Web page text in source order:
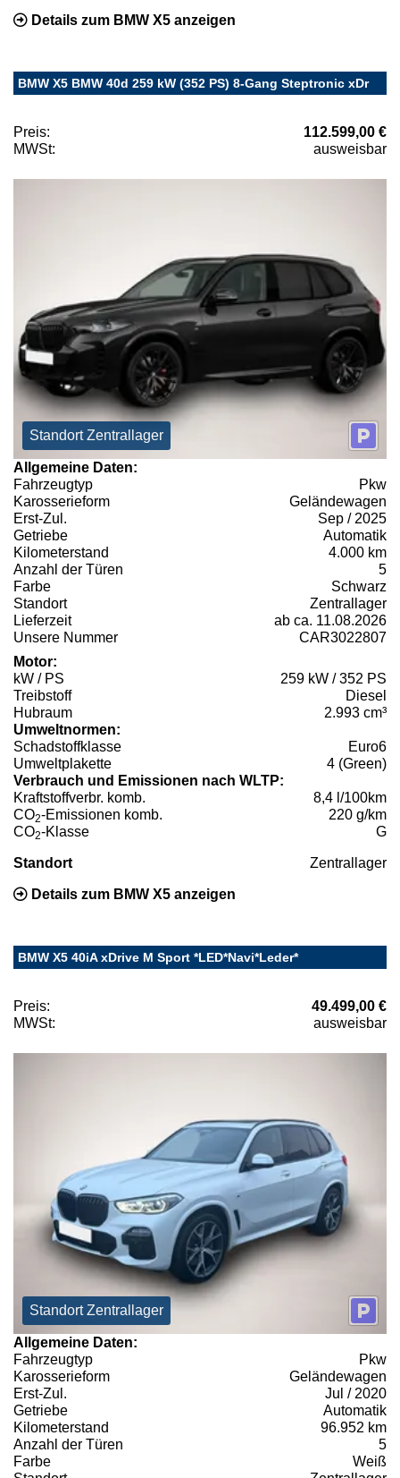
Details zum BMW X5 anzeigen
BMW X5 BMW 40d 259 kW (352 PS) 8-Gang Steptronic xDr
Preis:
112.599,00 €
MWSt:
ausweisbar
Standort Zentrallager
Allgemeine Daten:
Fahrzeugtyp
Pkw
Karosserieform
Geländewagen
Erst-Zul.
Sep / 2025
Getriebe
Automatik
Kilometerstand
4.000 km
Anzahl der Türen
5
Farbe
Schwarz
Standort
Zentrallager
Lieferzeit
ab ca. 11.08.2026
Unsere Nummer
CAR3022807
Motor:
kW / PS
259 kW / 352 PS
Treibstoff
Diesel
Hubraum
2.993 cm³
Umweltnormen:
Schadstoffklasse
Euro6
Umweltplakette
4 (Green)
Verbrauch und Emissionen nach WLTP:
Kraftstoffverbr. komb.
8,4 l/100km
CO2-Emissionen komb.
220 g/km
CO2-Klasse G
Standort Zentrallager
Details zum BMW X5 anzeigen
BMW X5 40iA xDrive M Sport *LED*Navi*Leder*
Preis:
49.499,00 €
MWSt:
ausweisbar
Standort Zentrallager
Allgemeine Daten:
Fahrzeugtyp
Pkw
Karosserieform
Geländewagen
Erst-Zul.
Jul / 2020
Getriebe
Automatik
Kilometerstand
96.952 km
Anzahl der Türen
5
Farbe
Weiß